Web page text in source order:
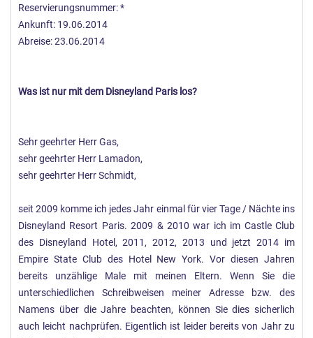
Reservierungsnummer: *
Ankunft: 19.06.2014
Abreise: 23.06.2014
Was ist nur mit dem Disneyland Paris los?
Sehr geehrter Herr Gas,
sehr geehrter Herr Lamadon,
sehr geehrter Herr Schmidt,
seit 2009 komme ich jedes Jahr einmal für vier Tage / Nächte ins
Disneyland Resort Paris. 2009 & 2010 war ich im Castle Club
des Disneyland Hotel, 2011, 2012, 2013 und jetzt 2014 im
Empire State Club des Hotel New York. Vor diesen Jahren
bereits unzählige Male mit meinen Eltern. Wenn Sie die
unterschiedlichen Schreibweisen meiner Adresse bzw. des
Namens über die Jahre beachten, können Sie dies sicherlich
auch leicht nachprüfen. Eigentlich ist leider bereits von Jahr zu